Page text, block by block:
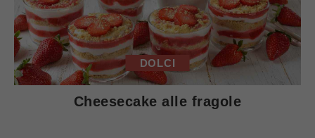
DOLCI
Cheesecake alle fragole